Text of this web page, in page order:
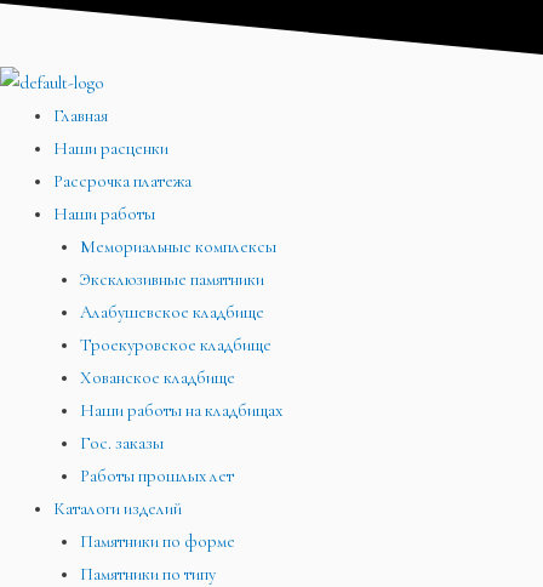
Перейти
содержимому
Главная
Наши расценки
Рассрочка платежа
Наши работы
Мемориальные комплексы
Эксклюзивные памятники
Алабушевское кладбище
Троекуровское кладбище
Хованское кладбище
Наши работы на кладбищах
Гос. заказы
Работы прошлых лет
Каталоги изделий
Памятники по форме
Памятники по типу